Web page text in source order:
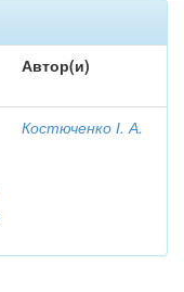
Автор(и)
Костюченко І. А.